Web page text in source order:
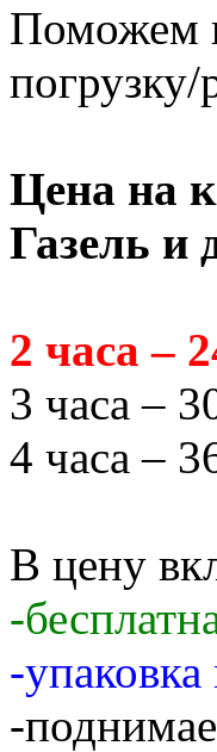
Поможем
погрузку/
Цена на
Газель и
2 часа –
3 часа –
4 часа –
В цену
-
-
-